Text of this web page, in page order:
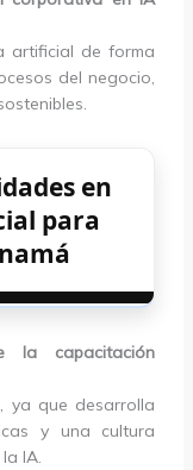
artificial de forma
del negocio,
en
para
la capacitación
ya que desarrolla
y una cultura
IA.